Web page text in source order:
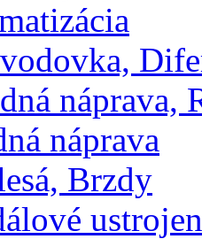
náprava,
náprava
Brzdy